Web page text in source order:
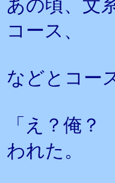
あの頃、文
コース、
などとコー
「え？俺
われた。